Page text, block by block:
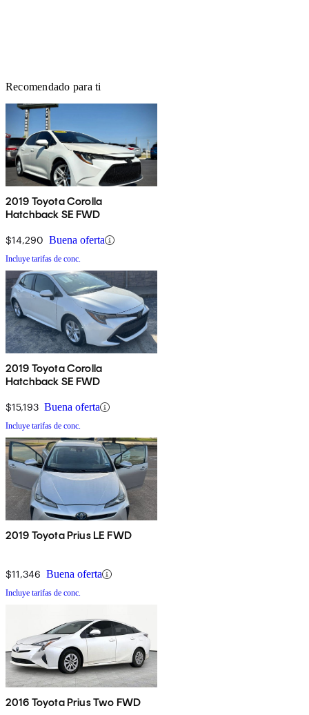
Recomendado para ti
2019 Toyota Corolla
Hatchback SE FWD
$14,290 Buena oferta
Incluye tarifas de conc.
2019 Toyota Corolla
Hatchback SE FWD
$15,193 Buena oferta
Incluye tarifas de conc.
2019 Toyota Prius LE FWD
$11,346 Buena oferta
Incluye tarifas de conc.
2016 Toyota Prius Two FWD